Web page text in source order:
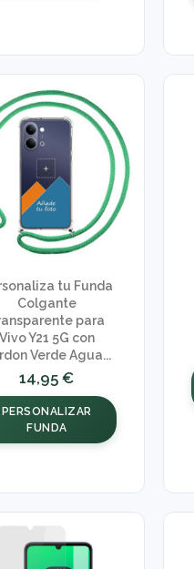
tu Funda
Colgante
para
Vivo Y21 5G con
Verde Agua...
14,95 €
PERSONALIZAR
FUNDA